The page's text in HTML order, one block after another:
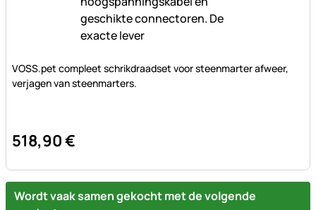
VOSS.pet compleet schrikdraadset voor steenmarter afweer,
verjagen van steenmarters.
518,90€
Wordt vaak samen gekocht met de volgende